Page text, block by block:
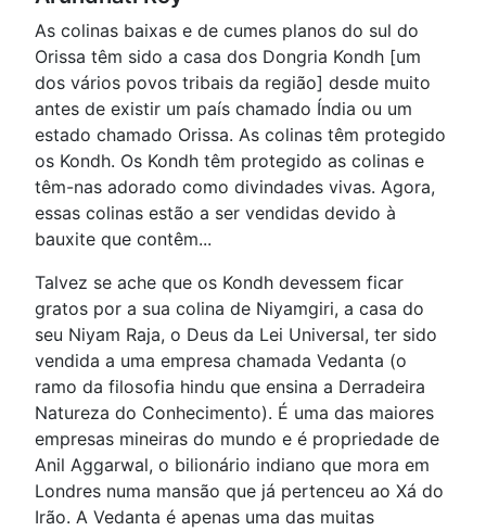
As colinas baixas e de cumes planos do sul do
Orissa têm sido a casa dos Dongria Kondh [um
dos vários povos tribais da região] desde muito
antes de existir um país chamado Índia ou um
estado chamado Orissa. As colinas têm protegido
os Kondh. Os Kondh têm protegido as colinas e
têm-nas adorado como divindades vivas. Agora,
essas colinas estão a ser vendidas devido à
bauxite que contêm...
Talvez se ache que os Kondh devessem ficar
gratos por a sua colina de Niyamgiri, a casa do
seu Niyam Raja, o Deus da Lei Universal, ter sido
vendida a uma empresa chamada Vedanta (o
ramo da filosofia hindu que ensina a Derradeira
Natureza do Conhecimento). É uma das maiores
empresas mineiras do mundo e é propriedade de
Anil Aggarwal, o bilionário indiano que mora em
Londres numa mansão que já pertenceu ao Xá do
Irão. A Vedanta é apenas uma das muitas